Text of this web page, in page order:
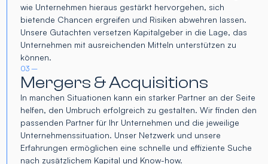
wie Unternehmen hieraus gestärkt hervorgehen, sich
bietende Chancen ergreifen und Risiken abwehren lassen.
Unsere Gutachten versetzen Kapitalgeber in die Lage, das
Unternehmen mit ausreichenden Mitteln unterstützen zu
können.
03 –
Mergers & Acquisitions
In manchen Situationen kann ein starker Partner an der Seite
helfen, den Umbruch erfolgreich zu gestalten. Wir finden den
passenden Partner für Ihr Unternehmen und die jeweilige
Unternehmenssituation. Unser Netzwerk und unsere
Erfahrungen ermöglichen eine schnelle und effiziente Suche
nach zusätzlichem Kapital und Know-how.